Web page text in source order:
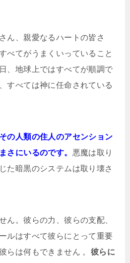
ん、親愛なるハートの皆さ
べてがうまくいっていること
、地球上ではすべてが順調で
すべては神に任命されている
の人類の住人のアセンション
さにいるのです。 悪魔は取り
た暗黒のシステムは取り壊さ
ん。彼らの力、彼らの支配、
ルはすべて彼らにとって重要
らは何もできません 。 彼らに